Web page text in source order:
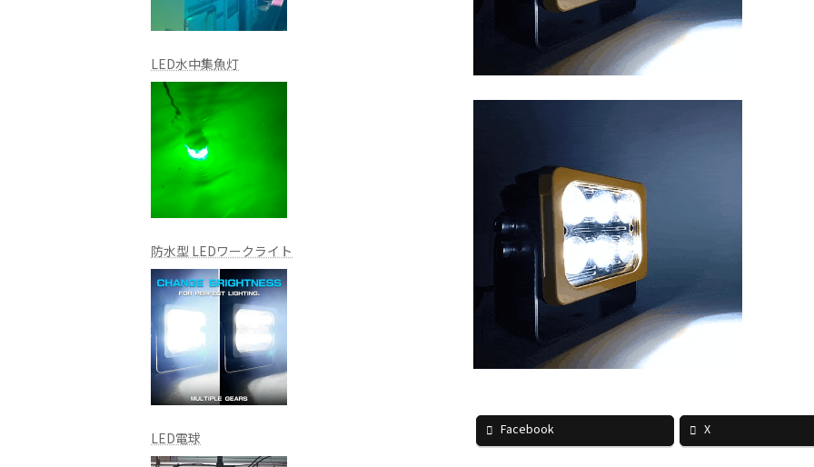
Facebook X
LED水中集魚灯
防水型 LEDワークライト
LED電球